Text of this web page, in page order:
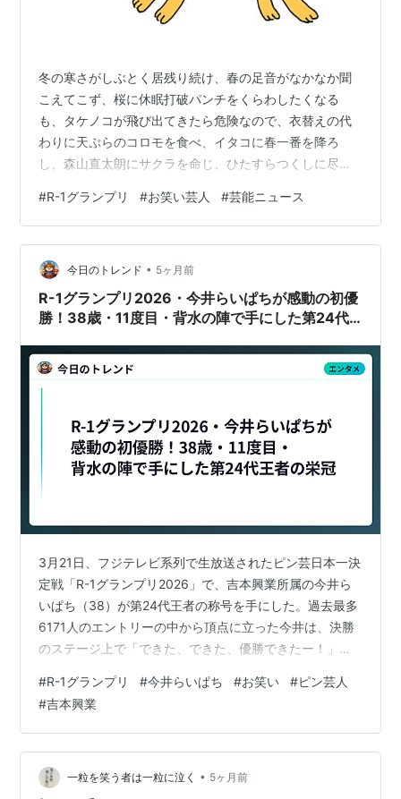
冬の寒さがしぶとく居残り続け、春の足音がなかなか聞
こえてこず、桜に休眠打破パンチをくらわしたくなる
も、タケノコが飛び出てきたら危険なので、衣替えの代
わりに天ぷらのコロモを食べ、イタコに春一番を降ろ
し、森山直太朗にサクラを命じ、ひたすらつくしに尽く
される今日この頃、皆さんご機嫌いかがですか的なR-1グ
ランプリの感想文です。 今回は9人中6人が初の決勝進出
となった、ピン芸ナンバーワンを決める賞レース、R-1。
しかしフレッシュかというと、平均芸歴は高めで、若手
はしんやだけ。元々この手の大会は、ブレイクのキッカ
ケ作りのためにあるわけですが、今回は特に、…
#R-1グランプリ #お笑い芸人 #芸能ニュース
今日のトレンド • 5ヶ月前
R-1グランプリ2026・今井らいぱちが感動の初優
勝！38歳・11度目・背水の陣で手にした第24代
3月21日、フジテレビ系列で生放送されたピン芸日本一決
定戦「R-1グランプリ2026」で、吉本興業所属の今井ら
いぱち（38）が第24代王者の称号を手にした。過去最多
6171人のエントリーの中から頂点に立った今井は、決勝
のステージ上で「できた、できた、優勝できたー！」と
「これが最後」と臨んだ背水の陣——その感動秘話を紐
解く。 「帰阪も覚悟した」背水の陣での挑戦 今井らいぱ
ちが今大会に懸けた覚悟は尋常ではなかった。昨年、双
子を含めて子ども3人の父親となった今井は、決勝に進め
なければ大阪に帰り、芸人以外の道を歩むことも考えて
#R-1グランプリ #今井らいぱち #お笑い #ピン芸人
#吉本興業
一粒を笑う者は一粒に泣く • 5ヶ月前